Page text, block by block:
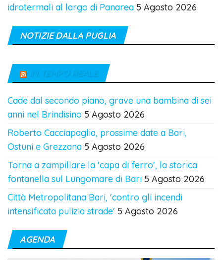
idrotermali al largo di Panarea 5 Agosto 2026
NOTIZIE DALLA PUGLIA
IN TEMPO REALE
Cade dal secondo piano, grave una bambina di sei
anni nel Brindisino 5 Agosto 2026
Roberto Cacciapaglia, prossime date a Bari,
Ostuni e Grezzana 5 Agosto 2026
Torna a zampillare la 'capa di ferro', la storica
fontanella sul Lungomare di Bari 5 Agosto 2026
Città Metropolitana Bari, 'contro gli incendi
intensificata pulizia strade' 5 Agosto 2026
AGENDA